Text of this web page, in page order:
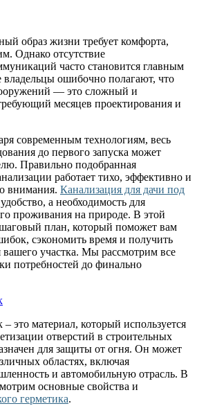
образ жизни требует комфорта,
Однако отсутствие
часто становится главным
ошибочно полагают, что
— это сложный и
месяцев проектирования и
современным технологиям, весь
до первого запуска может
Правильно подобранная
работает тихо, эффективно и
внимания. Канализация для дачи под
а необходимость для
проживания на природе. В этой
план, который поможет вам
сэкономить время и получить
участка. Мы рассмотрим все
потребностей до финально
это материал, который используется
отверстий в строительных
для защиты от огня. Он может
областях, включая
и автомобильную отрасль. В
основные свойства и
герметика.